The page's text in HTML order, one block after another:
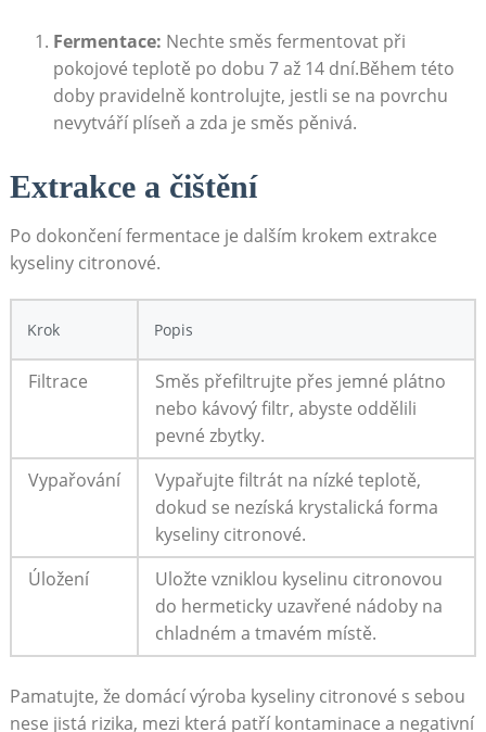
Fermentace: Nechte směs fermentovat při
pokojové teplotě po dobu 7 až 14 dní.Během této
doby pravidelně kontrolujte, jestli se na povrchu
nevytváří plíseň a zda je směs pěnivá.
Extrakce a čištění
Po dokončení fermentace je dalším krokem extrakce
kyseliny citronové.
Krok Popis
Filtrace
Směs přefiltrujte přes jemné plátno
nebo kávový filtr, abyste oddělili
pevné zbytky.
Vypařování
Vypařujte filtrát na nízké teplotě,
dokud se nezíská krystalická forma
kyseliny citronové.
Úložení
Uložte vzniklou kyselinu citronovou
do hermeticky uzavřené nádoby na
chladném a tmavém místě.
Pamatujte, že domácí výroba kyseliny citronové s sebou
nese jistá rizika, mezi která patří kontaminace a negativní